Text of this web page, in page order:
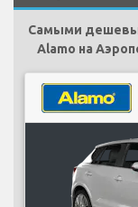
Самыми
Alamo на